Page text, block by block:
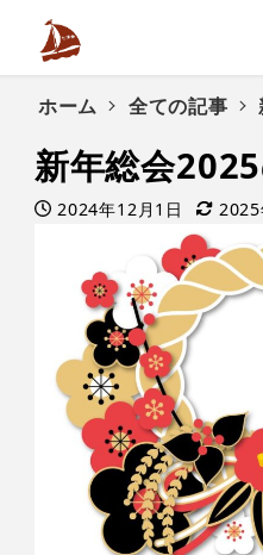
ホーム 全ての記事
新年総会
投稿日
2024年12月1日
更新日